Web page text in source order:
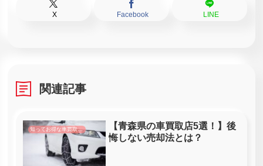
X Facebook LINE
関連記事
知ってお得な車買取情報
【青森県の車買取店5選！】後
悔しない売却法とは？